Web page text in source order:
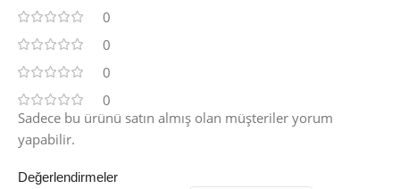
0
0
0
0
Değerlendirmeler
Sadece bu ürünü satın almış olan müşteriler yorum
yapabilir.